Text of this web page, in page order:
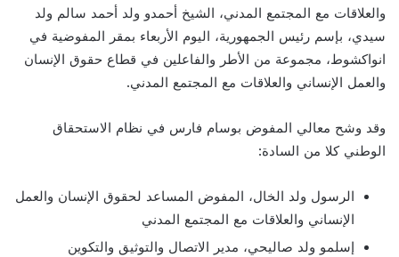
والعلاقات مع المجتمع المدني، الشيخ أحمدو ولد أحمد سالم ولد
سيدي، بإسم رئيس الجمهورية، اليوم الأربعاء بمقر المفوضية في
انواكشوط، مجموعة من الأطر والفاعلين في قطاع حقوق الإنسان
والعمل الإنساني والعلاقات مع المجتمع المدني.
وقد وشح معالي المفوض بوسام فارس في نظام الاستحقاق
الوطني كلا من السادة:
الرسول ولد الخال، المفوض المساعد لحقوق الإنسان والعمل
الإنساني والعلاقات مع المجتمع المدني
إسلمو ولد صاليحي، مدير الاتصال والتوثيق والتكوين